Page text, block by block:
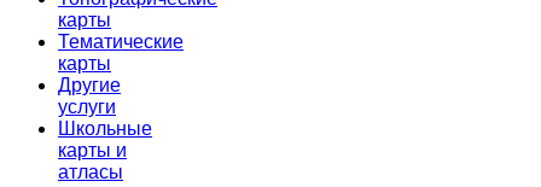
карты
Тематические
карты
Другие
услуги
Школьные
карты и
атласы